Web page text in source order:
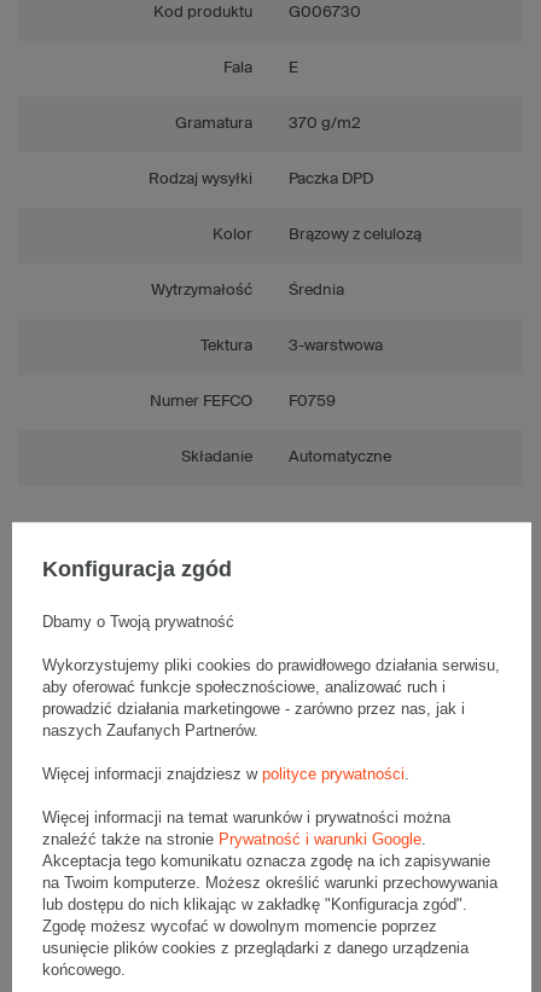
Kod produktu G006730
Fala E
Gramatura 370 g/m2
Rodzaj wysyłki Paczka DPD
Kolor Brązowy z celulozą
Wytrzymałość Średnia
Tektura 3-warstwowa
Numer FEFCO F0759
Składanie Automatyczne
Opis produktu
Komplet szarych kartonów fasonowych - 20 szt.
Wymiary zewnętrzne: 200x120x60mm (długość x szerokość x
wysokość)
Opakowanie wykonane jest z tektury falistej 3-warstwowej, fala E
370 g/m2
Wymiary:
• zewnętrzne:
200x120x60 mm
• wewnętrzne:190x113x56 mm
• pojemność:1 l
Materiał:
• tektura falista: 3-warstwowa
• fala:
E
Konfiguracja zgód
Dbamy o Twoją prywatność
Wykorzystujemy pliki cookies do prawidłowego działania serwisu,
aby oferować funkcje społecznościowe, analizować ruch i
prowadzić działania marketingowe - zarówno przez nas, jak i
naszych Zaufanych Partnerów.
Więcej informacji znajdziesz w polityce prywatności.
Więcej informacji na temat warunków i prywatności można
znaleźć także na stronie Prywatność i warunki Google.
Akceptacja tego komunikatu oznacza zgodę na ich zapisywanie
na Twoim komputerze. Możesz określić warunki przechowywania
lub dostępu do nich klikając w zakładkę "Konfiguracja zgód".
Zgodę możesz wycofać w dowolnym momencie poprzez
usunięcie plików cookies z przeglądarki z danego urządzenia
końcowego.